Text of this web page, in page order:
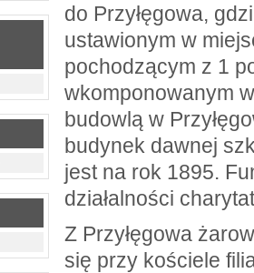
do Przyłęgowa,
ustawionym w
pochodzącym z 1
wkomponowanym
budowlą w
budynek dawnej
jest na rok 1895.
działalności
Z Przyłęgowa
się przy kościele